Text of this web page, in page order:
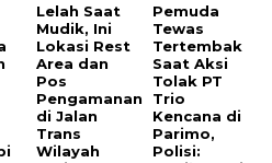
Lelah Saat
Mudik, Ini
Lokasi Rest
Area dan
Pos
Pengamanan
di Jalan
Trans
Wilayah
Pemuda
Tewas
Tertembak
Saat Aksi
Tolak PT
Trio
Kencana di
Parimo,
Polisi: